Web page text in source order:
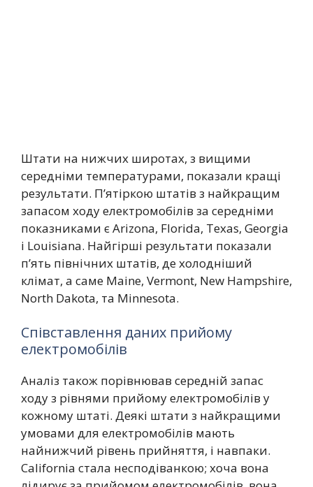
Штати на нижчих широтах, з вищими
середніми температурами, показали кращі
результати. П’ятіркою штатів з найкращим
запасом ходу електромобілів за середніми
показниками є Arizona, Florida, Texas, Georgia
і Louisiana. Найгірші результати показали
п’ять північних штатів, де холодніший
клімат, а саме Maine, Vermont, New Hampshire,
North Dakota, та Minnesota.
Співставлення даних прийому
електромобілів
Аналіз також порівнював середній запас
ходу з рівнями прийому електромобілів у
кожному штаті. Деякі штати з найкращими
умовами для електромобілів мають
найнижчий рівень прийняття, і навпаки.
California стала несподіванкою; хоча вона